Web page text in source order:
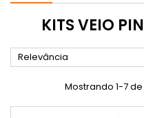
KITS VEIO
Relevância
Mostrando 1-7